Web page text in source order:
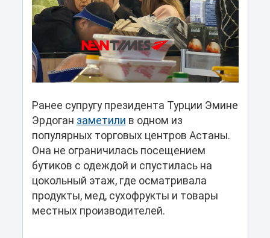
Ранее супругу президента Турции Эмине
Эрдоган заметили в одном из
популярных торговых центров Астаны.
Она не ограничилась посещением
бутиков с одеждой и спустилась на
цокольный этаж, где осматривала
продукты, мед, сухофрукты и товары
местных производителей.